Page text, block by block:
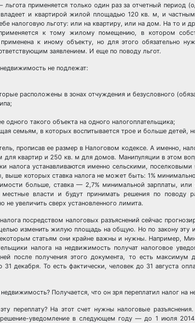
применяется только один раз за отчетный период
владеет и квартирой жилой площадью 120 кв. м, и
налоговую льготу: или на квартиру, или на дом. На то и
к тому жилому помещению, в котором
к иному объекту, но для этого обязательно
заявлением. И еще по поводу льгот.
не подлежат:
расположены в зонах отчуждения и безусловного
такого объекта на одного налогоплательщика;
семьям, в которых воспитывается трое и больше детей,
прописав ее размер в Налоговом кодексе. А именно,
квартир и 250 кв. м для домов. Манипуляции в этом
налога устанавливаются именно сельскими,
выше которых ставка налога не может быть: 1%
больше, ставка — 2,7% минимальной зарплаты, или
власти и будут принимать решения по поводу
не увеличить сверх установленного лимита.
посредством налоговых разъяснений сейчас
изменить жилую площадь на общую. Но по закону эту
статьям они крайне важны и нужны. Например,
налога на недвижимость получат налоговое
после получения этого документа, то есть максимум
31 декабря. То есть фактически, человек до 31 августа
Получается, что он зря переплатил налог на
переплату? На этот счет нужны налоговые
уведомление в следующем году — до 1 июля 2014